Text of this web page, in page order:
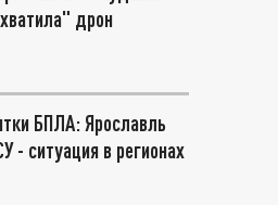
дрон
БПЛА: Ярославль
- ситуация в регионах